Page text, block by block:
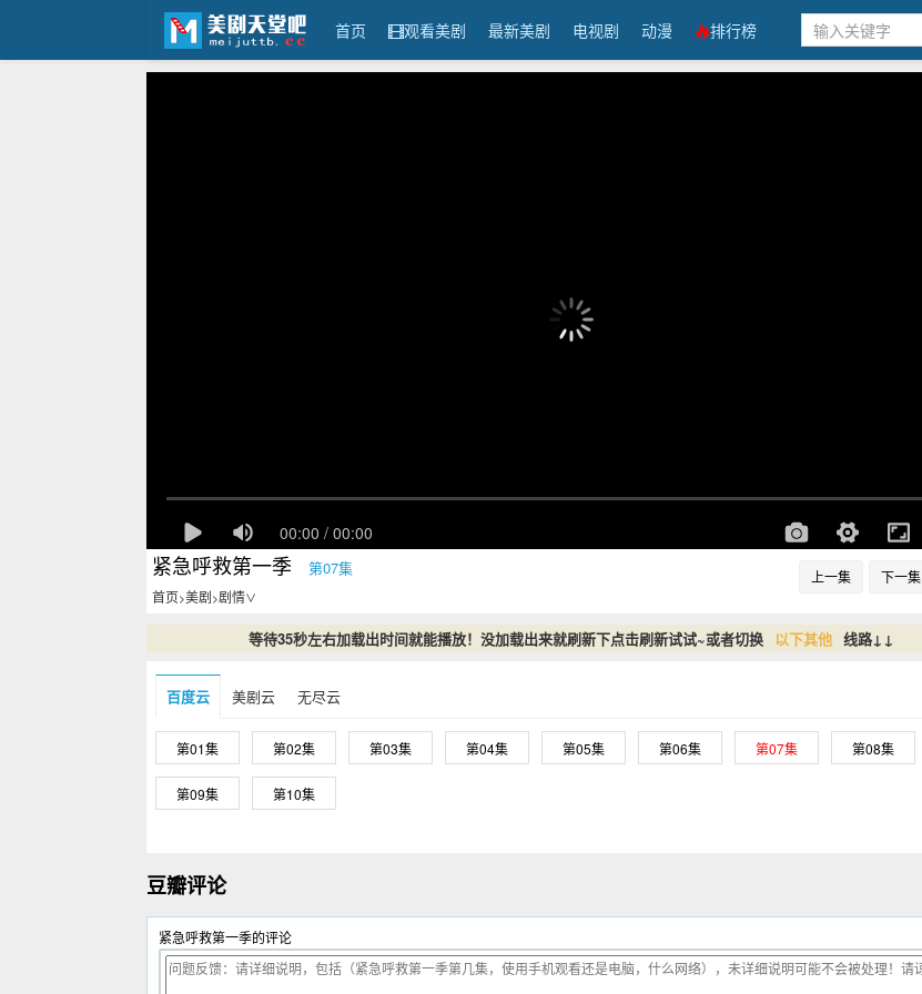
首页 观看美剧 最新美剧 电视剧 动漫 排行榜
上一集 下一集
紧急呼救第一季 第07集
首页>美剧>剧情∨
等待35秒左右加载出时间就能播放！没加载出来就刷新下点击刷新试试~或者切换 以下其他 线路↓↓
百度云 美剧云 无尽云
第01集 第02集 第03集 第04集 第05集 第06集 第07集 第08集
第09集 第10集
豆瓣评论
紧急呼救第一季的评论